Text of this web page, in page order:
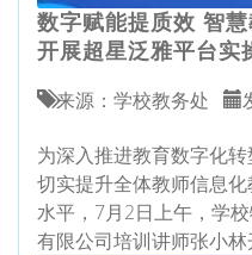
数字赋能提质效 智
开展超星泛雅平台实
来源：学校教务处
为深入推进教育数字化
切实提升全体教师信息
水平，7月2日上午，学
有限公司培训讲师张小